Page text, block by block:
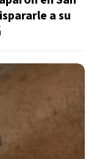
a su